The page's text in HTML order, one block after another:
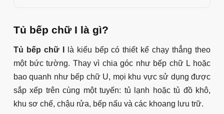
Tủ bếp chữ I là gì?
Tủ bếp chữ I
là kiểu bếp có thiết kế chạy thẳng theo
một bức tường. Thay vì chia góc như bếp chữ L hoặc
bao quanh như bếp chữ U, mọi khu vực sử dụng được
sắp xếp trên cùng một tuyến: tủ lạnh hoặc tủ đồ khô,
khu sơ chế, chậu rửa, bếp nấu và các khoang lưu trữ.